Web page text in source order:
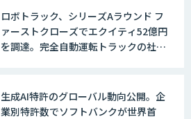
ロボトラック、シリーズAラウンド フ
ァーストクローズでエクイティ52億円
を調達。完全自動運転トラックの社会
生成AI特許のグローバル動向公開。企
業別特許数でソフトバンクが世界首